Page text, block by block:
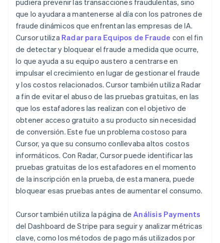
que lo ayudara a mantenerse al día con los patrones de
fraude dinámicos que enfrentan las empresas de IA.
Cursor utiliza Radar para Equipos de Fraude con el fin
de detectar y bloquear el fraude a medida que ocurre,
lo que ayuda a su equipo austero a centrarse en
impulsar el crecimiento en lugar de gestionar el fraude
y los costos relacionados. Cursor también utiliza Radar
a fin de evitar el abuso de las pruebas gratuitas, en las
que los estafadores las realizan con el objetivo de
obtener acceso gratuito a su producto sin necesidad
de conversión. Este fue un problema costoso para
Cursor, ya que su consumo conllevaba altos costos
informáticos. Con Radar, Cursor puede identificar las
pruebas gratuitas de los estafadores en el momento
de la inscripción en la prueba, de esta manera, puede
bloquear esas pruebas antes de aumentar el consumo.
Cursor también utiliza la página de Análisis Payments
del Dashboard de Stripe para seguir y analizar métricas
clave, como los métodos de pago más utilizados por